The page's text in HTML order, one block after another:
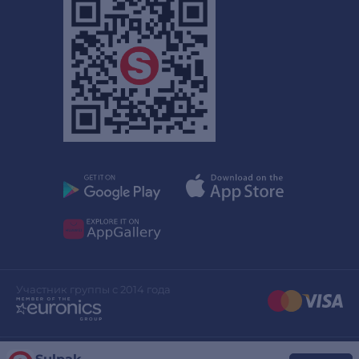
Участник группы с 2014 года